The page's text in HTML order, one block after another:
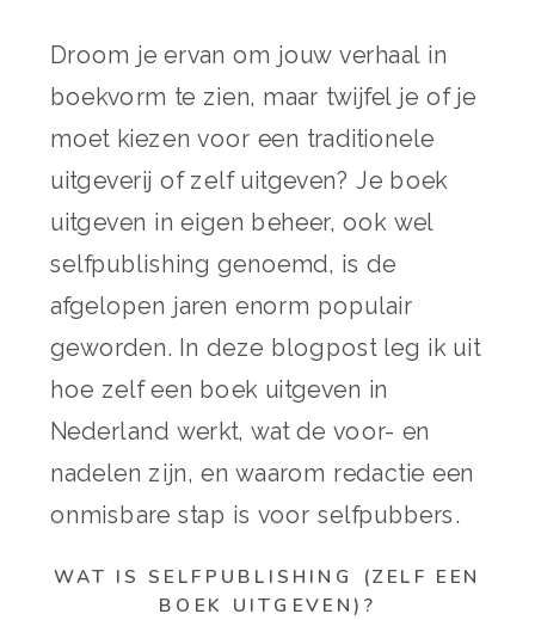
Droom je ervan om jouw verhaal in
boekvorm te zien, maar twijfel je of je
moet kiezen voor een traditionele
uitgeverij of zelf uitgeven? Je boek
uitgeven in eigen beheer, ook wel
selfpublishing genoemd, is de
afgelopen jaren enorm populair
geworden. In deze blogpost leg ik uit
hoe zelf een boek uitgeven in
Nederland werkt, wat de voor- en
nadelen zijn, en waarom redactie een
onmisbare stap is voor selfpubbers.
WAT IS SELFPUBLISHING (ZELF EEN
BOEK UITGEVEN)?